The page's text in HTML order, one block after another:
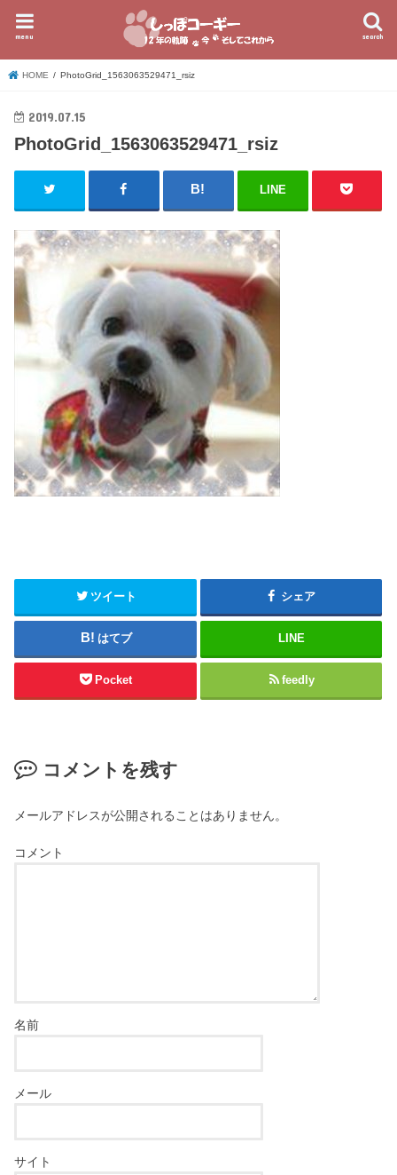
search
menu
HOME PhotoGrid_1563063529471_rsiz
2019.07.15
PhotoGrid_1563063529471_rsiz
LINE
ツイート シェア
はてブ LINE
Pocket feedly
コメントを残す
メールアドレスが公開されることはありません。
コメント
名前
メール
サイト